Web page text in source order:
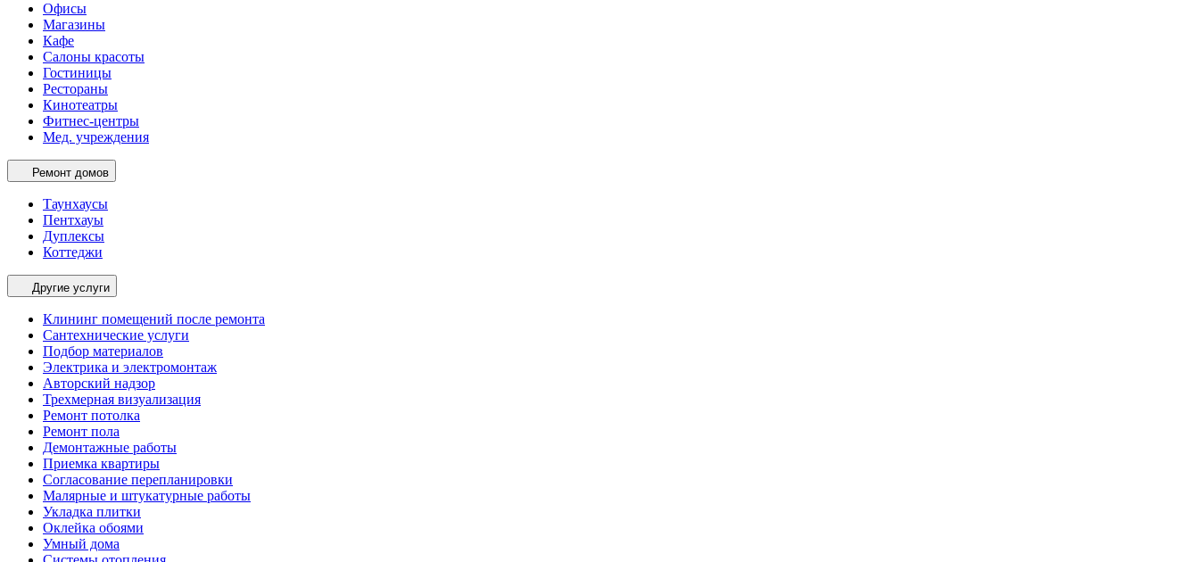
Офисы
Магазины
Кафе
Салоны красоты
Гостиницы
Рестораны
Кинотеатры
Фитнес-центры
Мед. учреждения
Ремонт домов
Таунхаусы
Пентхауы
Дуплексы
Коттеджи
Другие услуги
Клининг помещений после ремонта
Сантехнические услуги
Подбор материалов
Электрика и электромонтаж
Авторский надзор
Трехмерная визуализация
Ремонт потолка
Ремонт пола
Демонтажные работы
Приемка квартиры
Согласование перепланировки
Малярные и штукатурные работы
Укладка плитки
Оклейка обоями
Умный дома